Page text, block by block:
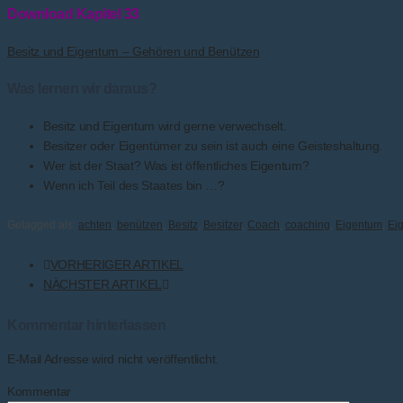
Download Kapitel 33
Besitz und Eigentum – Gehören und Benützen
Besitz und Eigentum wird gerne verwechselt.
Besitzer oder Eigentümer zu sein ist auch eine Geisteshaltung.
Wer ist der Staat? Was ist öffentliches Eigentum?
Wenn ich Teil des Staates bin …?
Getagged als: achten, benützen, Besitz, Besitzer, Coach, coaching, Eigentum,
VORHERIGER ARTIKEL
NÄCHSTER ARTIKEL
E-Mail Adresse wird nicht veröffentlicht.
Kommentar